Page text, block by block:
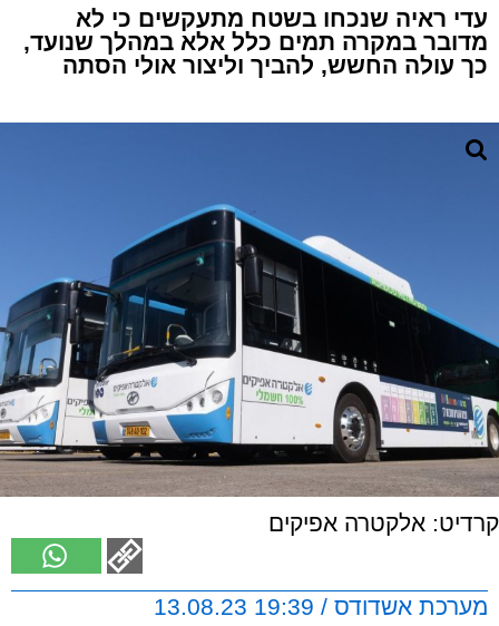
עדי ראיה שנכחו בשטח מתעקשים כי לא
מדובר במקרה תמים כלל אלא במהלך שנועד,
כך עולה החשש, להביך וליצור אולי הסתה
קרדיט: אלקטרה אפיקים
מערכת אשדודס / 19:39 13.08.23